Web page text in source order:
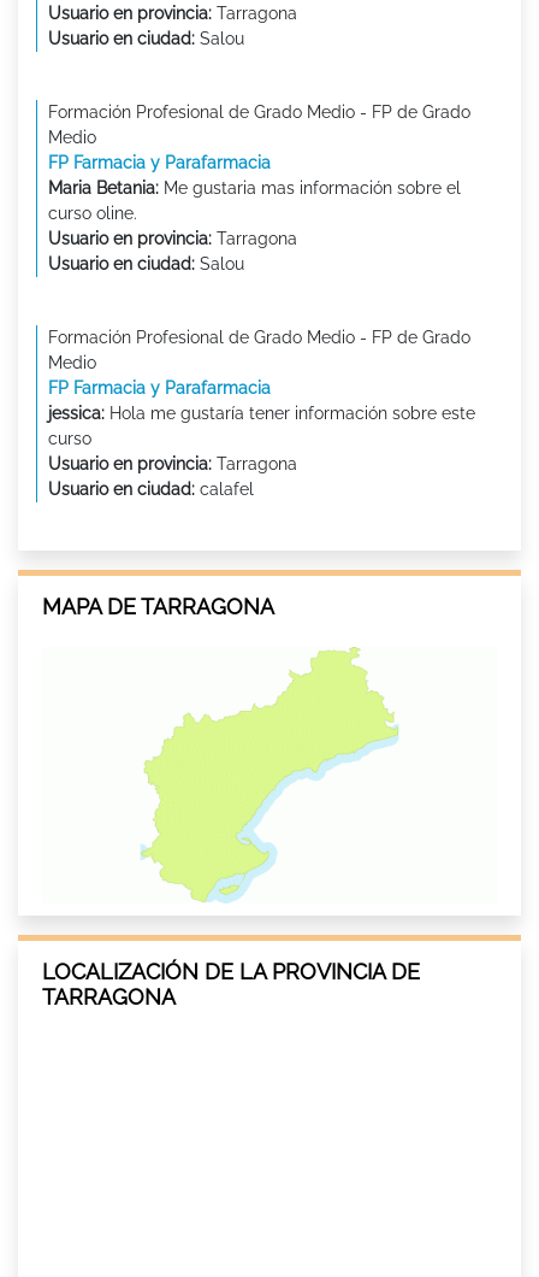
Usuario en provincia: Tarragona
Usuario en ciudad: Salou
Formación Profesional de Grado Medio - FP de Grado
Medio
FP Farmacia y Parafarmacia
Maria Betania: Me gustaria mas información sobre el
curso oline.
Usuario en provincia: Tarragona
Usuario en ciudad: Salou
Formación Profesional de Grado Medio - FP de Grado
Medio
FP Farmacia y Parafarmacia
jessica: Hola me gustaría tener información sobre este
curso
Usuario en provincia: Tarragona
Usuario en ciudad: calafel
MAPA DE TARRAGONA
LOCALIZACIÓN DE LA PROVINCIA DE
TARRAGONA